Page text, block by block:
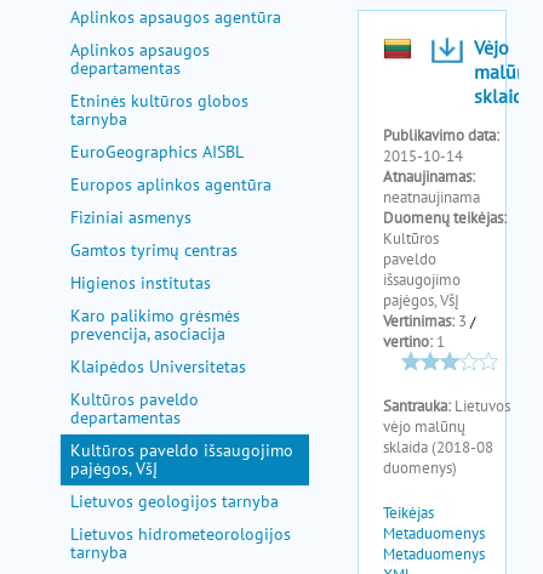
teminės sritys
Aplinkos apsaugos agentūra
Aplinkos apsaugos
departamentas
Etninės kultūros globos
tarnyba
EuroGeographics AISBL
Europos aplinkos agentūra
Fiziniai asmenys
Gamtos tyrimų centras
Higienos institutas
Karo palikimo grėsmės
prevencija, asociacija
Klaipėdos Universitetas
Kultūros paveldo
departamentas
Kultūros paveldo išsaugojimo
pajėgos, VšĮ
Lietuvos geologijos tarnyba
Lietuvos hidrometeorologijos
tarnyba